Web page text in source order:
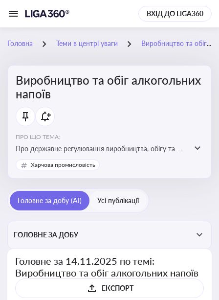
ВХІД ДО LIGA360
Головна Теми в центрі уваги Виробництво та обіг алкогольних напоїв
Виробництво та обіг алкогольних
напоїв
ПРО ЩО ТЕМА:
Про державне регулювання виробництва, обігу та
оподаткування алкогольної продукції, про
ліцензування та правові ризики
Харчова промисловість
Головне за добу (AI) Усі публікації
ГОЛОВНЕ ЗА ДОБУ
Головне за 14.11.2025 по темі:
Виробництво та обіг алкогольних напоїв
ЕКСПОРТ